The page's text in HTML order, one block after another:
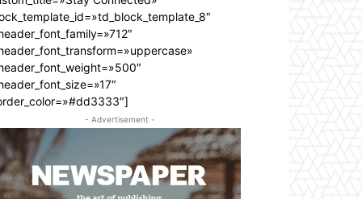
- Advertisement -